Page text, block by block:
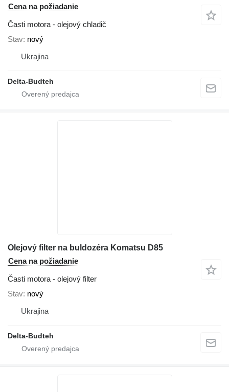
Cena na požiadanie
Časti motora - olejový chladič
Stav nový
Ukrajina
Delta-Budteh
Olejový filter na buldozéra Komatsu D85
Cena na požiadanie
Časti motora - olejový filter
Stav nový
Ukrajina
Delta-Budteh